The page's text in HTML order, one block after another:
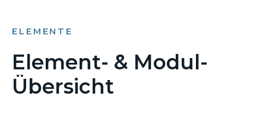
ELEMENTE
Element- & Modul-
Übersicht